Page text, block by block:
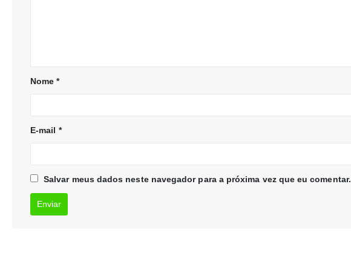
Nome*
E-mail *
Salvar meus dados neste navegador para a próxima vez que eu comentar.